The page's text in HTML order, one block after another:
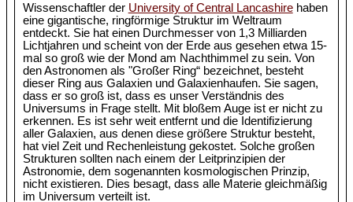
Wissenschaftler der University of Central Lancashirehaben
eine gigantische, ringförmige Struktur im Weltraum
entdeckt. Sie hat einen Durchmesser von 1,3 Milliarden
Lichtjahren und scheint von der Erde aus gesehen etwa 15-
mal so groß wie der Mond am Nachthimmel zu sein. Von
den Astronomen als "Großer Ring“ bezeichnet, besteht
dieser Ring aus Galaxien und Galaxienhaufen. Sie sagen,
dass er so groß ist, dass es unser Verständnis des
Universums in Frage stellt. Mit bloßem Auge ist er nicht zu
erkennen. Es ist sehr weit entfernt und die Identifizierung
aller Galaxien, aus denen diese größere Struktur besteht,
hat viel Zeit und Rechenleistung gekostet. Solche großen
Strukturen sollten nach einem der Leitprinzipien der
Astronomie, dem sogenannten kosmologischen Prinzip,
nicht existieren. Dies besagt, dass alle Materie gleichmäßig
im Universum verteilt ist.